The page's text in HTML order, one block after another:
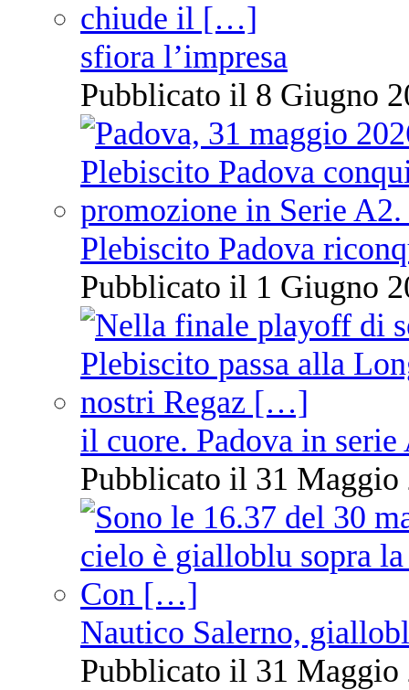
sfiora l’impresa
Pubblicato il 8 Giugno
Plebiscito Padova
Pubblicato il 1 Giugno
il cuore. Padova in serie
Pubblicato il 31 Maggio
Nautico Salerno,
Pubblicato il 31 Maggio